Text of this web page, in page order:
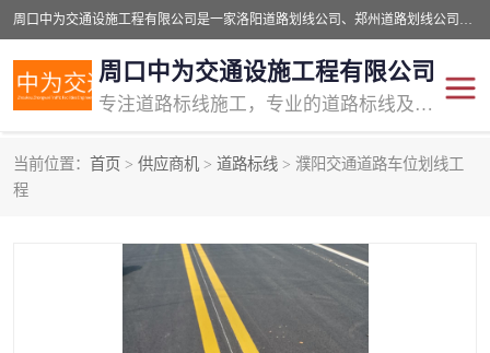
周口中为交通设施工程有限公司是一家洛阳道路划线公司、郑州道路划线公司、平顶山道路车位划线公司、开封车位划线公司、许昌道路车位划线公司、漯河道路车位划线公司，公司始终坚持“诚信、匠心、专注”的宗旨；我们的经营理念是：的服务。
周口中为交通设施工程有限公司
专注道路标线施工，专业的道路标线及交通设施施工服务商!
当前位置： 首页 > 供应商机 > 道路标线 > 濮阳交通道路车位划线工
程
道路标线划线 马路标线
道路划线